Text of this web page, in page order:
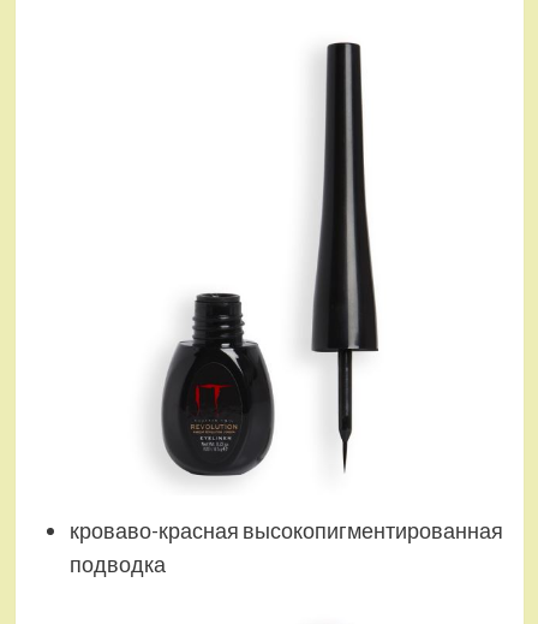
кроваво-красная высокопигментированная
подводка